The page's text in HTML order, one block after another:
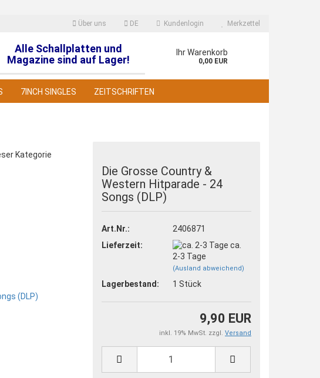
Über uns DE
auswählen
Kundenlogin
Passwort vergessen?
Merkzettel
Alle Schallplatten und
Magazine sind auf Lager!
Ihr Warenkorb
0,00 EUR
7INCH SINGLES ZEITSCHRIFTEN
Kategorie
Die Grosse Country &
Western Hitparade - 24
Songs (DLP)
Art.Nr.:
2406871
Lieferzeit:
ca.
2-3 Tage
(Ausland abweichend)
Lagerbestand: 1Stück
9,90 EUR
inkl. 19% MwSt. zzgl. Versand